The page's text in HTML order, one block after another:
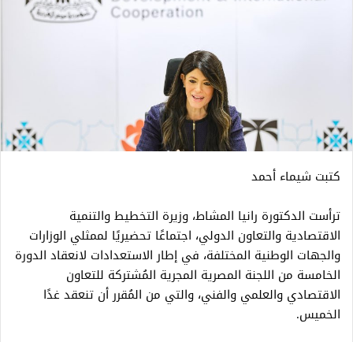
كتبت شيماء أحمد
ترأست الدكتورة رانيا المشاط، وزيرة التخطيط والتنمية
الاقتصادية والتعاون الدولي، اجتماعًا تحضيريًا لممثلي الوزارات
والجهات الوطنية المختلفة، في إطار الاستعدادات لانعقاد الدورة
الخامسة من اللجنة المصرية المجرية المُشتركة للتعاون
الاقتصادي والعلمي والفني، والتي من المُقرر أن تنعقد غدًا
الخميس.